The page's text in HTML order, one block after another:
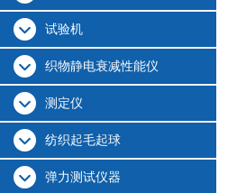
试验机
织物静电衰减性能仪
测定仪
纺织起毛起球
弹力测试仪器